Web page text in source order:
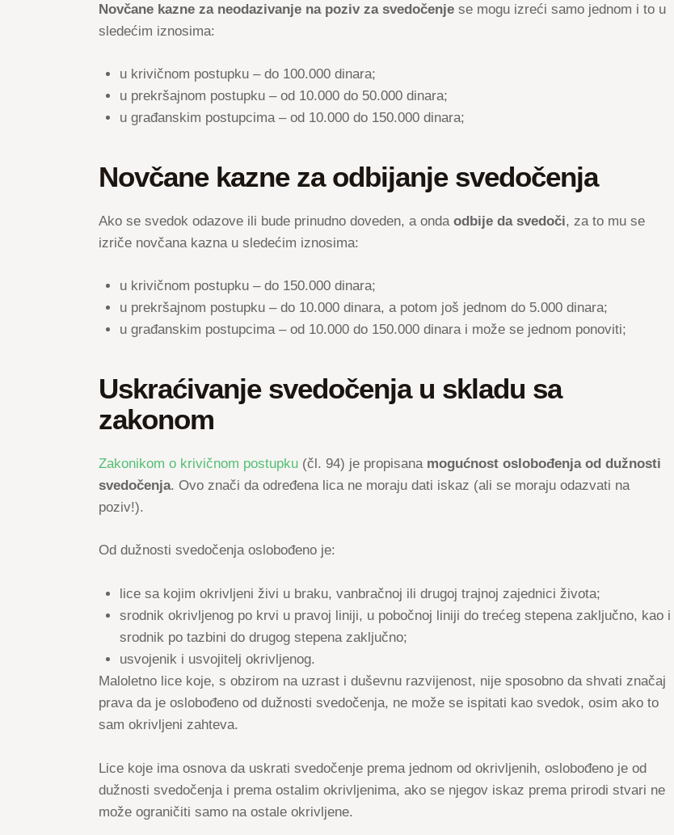
Novčane kazne za neodazivanje na poziv za svedočenje se mogu izreći samo jednom i to u
sledećim iznosima:
u krivičnom postupku – do 100.000 dinara;
u prekršajnom postupku – od 10.000 do 50.000 dinara;
u građanskim postupcima – od 10.000 do 150.000 dinara;
Novčane kazne za odbijanje svedočenja
Ako se svedok odazove ili bude prinudno doveden, a onda odbije da svedoči, za to mu se
izriče novčana kazna u sledećim iznosima:
u krivičnom postupku – do 150.000 dinara;
u prekršajnom postupku – do 10.000 dinara, a potom još jednom do 5.000 dinara;
u građanskim postupcima – od 10.000 do 150.000 dinara i može se jednom ponoviti;
Uskraćivanje svedočenja u skladu sa
zakonom
Zakonikom o krivičnom postupku (čl. 94) je propisana mogućnost oslobođenja od dužnosti
svedočenja. Ovo znači da određena lica ne moraju dati iskaz (ali se moraju odazvati na
poziv!).
Od dužnosti svedočenja oslobođeno je:
lice sa kojim okrivljeni živi u braku, vanbračnoj ili drugoj trajnoj zajednici života;
srodnik okrivljenog po krvi u pravoj liniji, u pobočnoj liniji do trećeg stepena zaključno, kao i
srodnik po tazbini do drugog stepena zaključno;
usvojenik i usvojitelj okrivljenog.
Maloletno lice koje, s obzirom na uzrast i duševnu razvijenost, nije sposobno da shvati značaj
prava da je oslobođeno od dužnosti svedočenja, ne može se ispitati kao svedok, osim ako to
sam okrivljeni zahteva.
Lice koje ima osnova da uskrati svedočenje prema jednom od okrivljenih, oslobođeno je od
dužnosti svedočenja i prema ostalim okrivljenima, ako se njegov iskaz prema prirodi stvari ne
može ograničiti samo na ostale okrivljene.